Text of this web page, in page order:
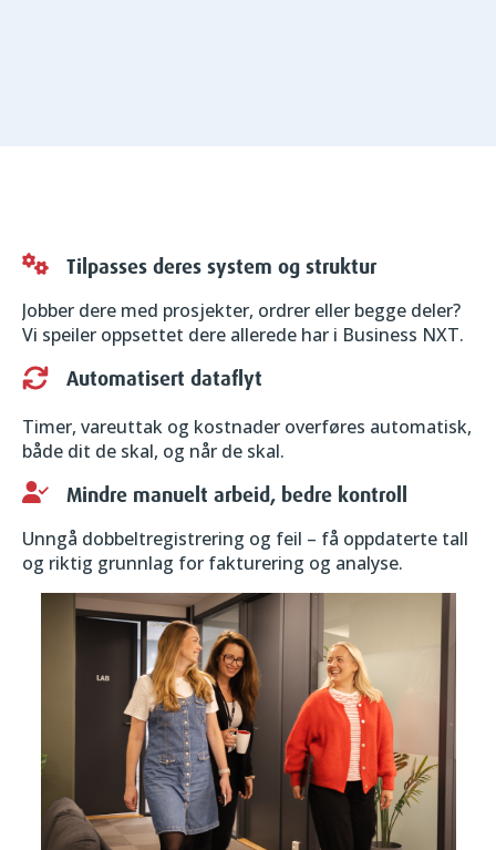
Tilpasses deres system og struktur
Jobber dere med prosjekter, ordrer eller begge deler?
Vi speiler oppsettet dere allerede har i Business NXT.
Automatisert dataflyt
Timer, vareuttak og kostnader overføres automatisk,
både dit de skal, og når de skal.
Mindre manuelt arbeid, bedre kontroll
Unngå dobbeltregistrering og feil – få oppdaterte tall
og riktig grunnlag for fakturering og analyse.